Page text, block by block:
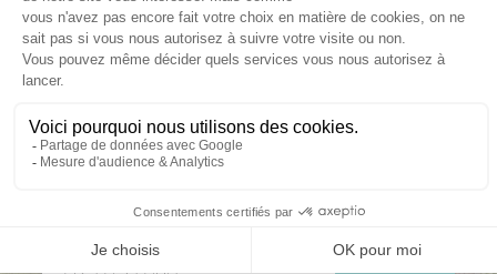
Emplacement Nature tente,
caravane ou camping car
à partir de